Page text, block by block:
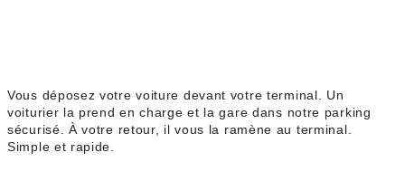
Vous déposez votre voiture devant votre terminal. Un
voiturier la prend en charge et la gare dans notre parking
sécurisé. À votre retour, il vous la ramène au terminal.
Simple et rapide.